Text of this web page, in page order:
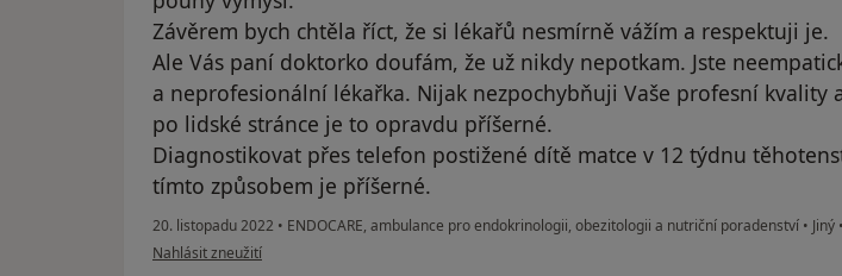
Závěrem bych chtěla říct, že si lékařů nesmírně vážím a respektuji je.
Ale Vás paní doktorko doufám, že už nikdy nepotkam. Jste
a neprofesionální lékařka. Nijak nezpochybňuji Vaše profesní kvality
po lidské stránce je to opravdu příšerné.
Diagnostikovat přes telefon postižené dítě matce v 12 týdnu
tímto způsobem je příšerné.
20. listopadu 2022 • ENDOCARE, ambulance pro endokrinologii, obezitologii a nutriční poradenství • Jiný •
podle názoru uživatele Pacient
Nahlásit zneužití